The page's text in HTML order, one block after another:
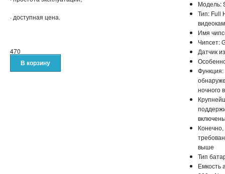
· доступная цена.
470
Модель:
Тип: Full
Имя
Чипсет:
Датчик
ночного
Конечно,
выше
Тип
Емкость